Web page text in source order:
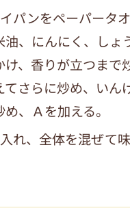
パンをペーパータオ
油、にんにく、しょ
け、香りが立つまで
てさらに炒め、いん
、Ａを加える。
れ、全体を混ぜて